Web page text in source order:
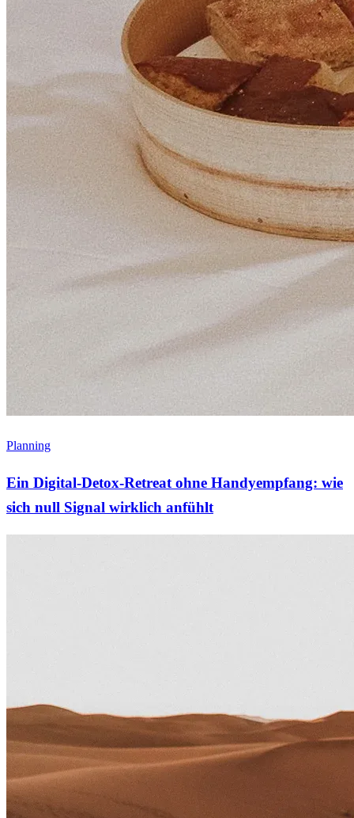
Planning
Ein Digital-Detox-Retreat ohne Handyempfang: wie
sich null Signal wirklich anfühlt